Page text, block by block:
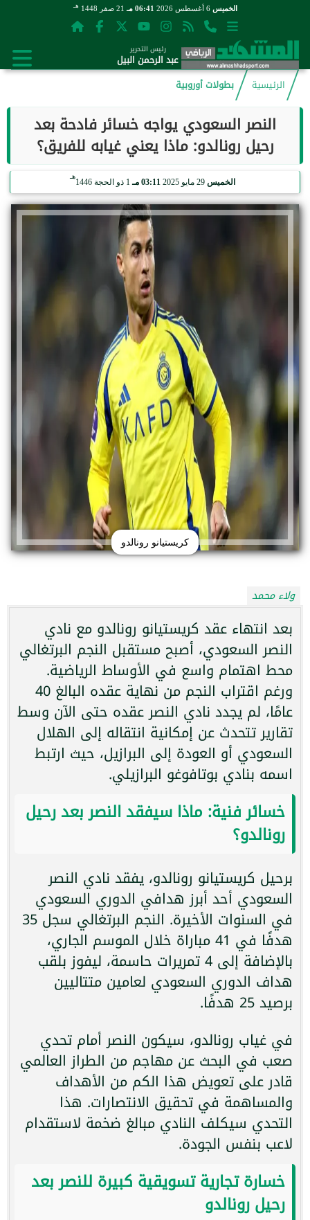
الخميس 6 أغسطس 2026 06:41 مـ 21 صفر 1448 هـ
رئيس التحرير
عبد الرحمن البيل
الرئيسية
بطولات أوروبية
النصر السعودي يواجه خسائر فادحة بعد
رحيل رونالدو: ماذا يعني غيابه للفريق؟
الخميس 29 مايو 2025 03:11 مـ 1 ذو الحجة 1446
هـ
كريستيانو رونالدو
ولاء محمد
بعد انتهاء عقد كريستيانو رونالدو مع نادي
النصر السعودي، أصبح مستقبل النجم البرتغالي
محط اهتمام واسع في الأوساط الرياضية.
ورغم اقتراب النجم من نهاية عقده البالغ 40
عامًا، لم يجدد نادي النصر عقده حتى الآن وسط
تقارير تتحدث عن إمكانية انتقاله إلى الهلال
السعودي أو العودة إلى البرازيل، حيث ارتبط
اسمه بنادي بوتافوغو البرازيلي.
خسائر فنية: ماذا سيفقد النصر بعد رحيل
رونالدو؟
برحيل كريستيانو رونالدو، يفقد نادي النصر
السعودي أحد أبرز هدافي الدوري السعودي
في السنوات الأخيرة. النجم البرتغالي سجل 35
هدفًا في 41 مباراة خلال الموسم الجاري،
بالإضافة إلى 4 تمريرات حاسمة، ليفوز بلقب
هداف الدوري السعودي لعامين متتاليين
برصيد 25 هدفًا.
في غياب رونالدو، سيكون النصر أمام تحدي
صعب في البحث عن مهاجم من الطراز العالمي
قادر على تعويض هذا الكم من الأهداف
والمساهمة في تحقيق الانتصارات. هذا
التحدي سيكلف النادي مبالغ ضخمة لاستقدام
لاعب بنفس الجودة.
خسارة تجارية تسويقية كبيرة للنصر بعد
رحيل رونالدو